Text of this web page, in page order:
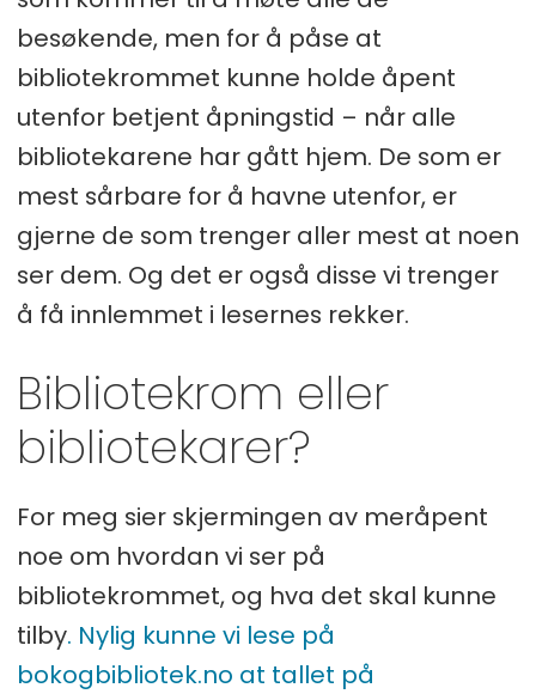
besøkende, men for å påse at
bibliotekrommet kunne holde åpent
utenfor betjent åpningstid – når alle
bibliotekarene har gått hjem. De som er
mest sårbare for å havne utenfor, er
gjerne de som trenger aller mest at noen
ser dem. Og det er også disse vi trenger
å få innlemmet i lesernes rekker.
Bibliotekrom eller
bibliotekarer?
For meg sier skjermingen av meråpent
noe om hvordan vi ser på
bibliotekrommet, og hva det skal kunne
tilby. Nylig kunne vi lese på
bokogbibliotek.no at tallet på